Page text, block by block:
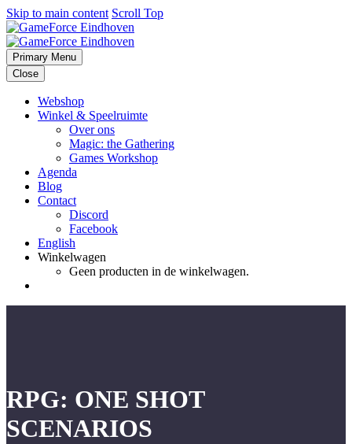
Skip to main content Scroll Top
Primary Menu
Close
Webshop
Winkel & Speelruimte
Over ons
Magic: the Gathering
Games Workshop
Agenda
Blog
Contact
Discord
Facebook
English
Winkelwagen
Geen producten in de winkelwagen.
RPG: ONE SHOT
SCENARIOS